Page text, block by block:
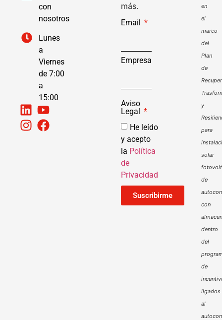
con
nosotros
Lunes
a
Viernes
de 7:00
a
15:00
más.
Email
Empresa
Aviso
Legal
He leído
y acepto
la Política
de
Privacidad
Suscribirme
en
el
marco
del
Plan
de
y
para
solar
de
con
dentro
del
de
ligados
al